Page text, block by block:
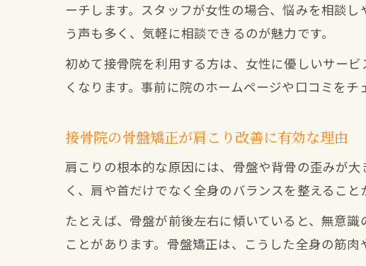
ーチします。スタッフが女性の場合、悩みを相談
う声も多く、気軽に相談できるのが魅力です。
初めて接骨院を利用する方は、女性に優しいサー
くなります。事前に院のホームページや口コミを
接骨院の骨盤矯正が肩こり改善に有効な理由
肩こりの根本的な原因には、骨盤や背骨の歪みが
く、肩や首だけでなく全身のバランスを整えるこ
たとえば、骨盤が前後左右に傾いていると、無意
ことがあります。骨盤矯正は、こうした全身の筋